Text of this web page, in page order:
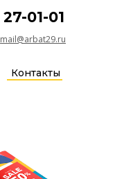
Контакты
mail@arbat29.ru
27-01-01